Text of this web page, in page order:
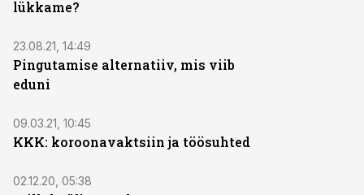
lükkame?
23.08.21, 14:49
Pingutamise alternatiiv, mis viib
eduni
09.03.21, 10:45
KKK: koroonavaktsiin ja töösuhted
02.12.20, 05:38